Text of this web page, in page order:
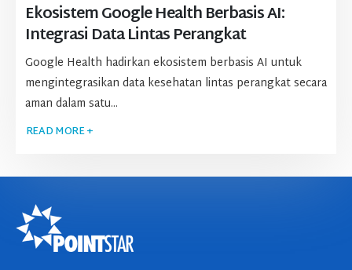
Ekosistem Google Health Berbasis AI:
Integrasi Data Lintas Perangkat
Google Health hadirkan ekosistem berbasis AI untuk
mengintegrasikan data kesehatan lintas perangkat secara
aman dalam satu...
READ MORE +